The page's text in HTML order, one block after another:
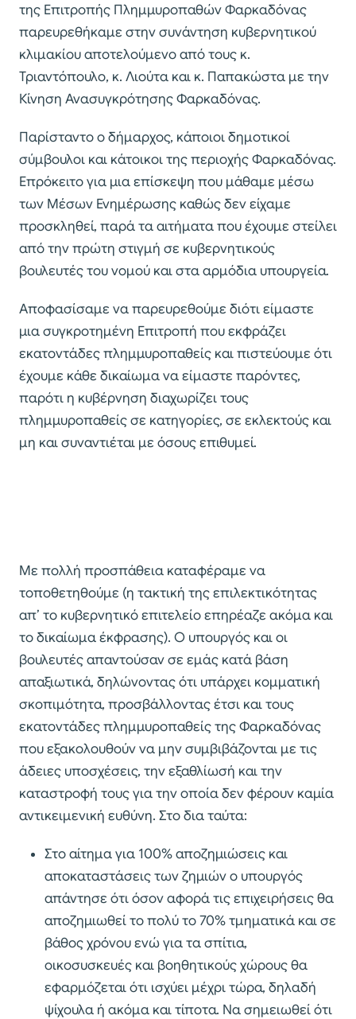
της Επιτροπής Πλημμυροπαθών Φαρκαδόνας
παρευρεθήκαμε στην συνάντηση κυβερνητικού
κλιμακίου αποτελούμενο από τους κ.
Τριαντόπουλο, κ. Λιούτα και κ. Παπακώστα με την
Κίνηση Ανασυγκρότησης Φαρκαδόνας.
Παρίσταντο ο δήμαρχος, κάποιοι δημοτικοί
σύμβουλοι και κάτοικοι της περιοχής Φαρκαδόνας.
Επρόκειτο για μια επίσκεψη που μάθαμε μέσω
των Μέσων Ενημέρωσης καθώς δεν είχαμε
προσκληθεί, παρά τα αιτήματα που έχουμε στείλει
από την πρώτη στιγμή σε κυβερνητικούς
βουλευτές του νομού και στα αρμόδια υπουργεία.
Αποφασίσαμε να παρευρεθούμε διότι είμαστε
μια συγκροτημένη Επιτροπή που εκφράζει
εκατοντάδες πλημμυροπαθείς και πιστεύουμε ότι
έχουμε κάθε δικαίωμα να είμαστε παρόντες,
παρότι η κυβέρνηση διαχωρίζει τους
πλημμυροπαθείς σε κατηγορίες, σε εκλεκτούς και
μη και συναντιέται με όσους επιθυμεί.
Με πολλή προσπάθεια καταφέραμε να
τοποθετηθούμε (η τακτική της επιλεκτικότητας
απ’ το κυβερνητικό επιτελείο επηρέαζε ακόμα και
το δικαίωμα έκφρασης). Ο υπουργός και οι
βουλευτές απαντούσαν σε εμάς κατά βάση
απαξιωτικά, δηλώνοντας ότι υπάρχει κομματική
σκοπιμότητα, προσβάλλοντας έτσι και τους
εκατοντάδες πλημμυροπαθείς της Φαρκαδόνας
που εξακολουθούν να μην συμβιβάζονται με τις
άδειες υποσχέσεις, την εξαθλίωσή και την
καταστροφή τους για την οποία δεν φέρουν καμία
αντικειμενική ευθύνη. Στο δια ταύτα:
Στο αίτημα για 100% αποζημιώσεις και
αποκαταστάσεις των ζημιών ο υπουργός
απάντησε ότι όσον αφορά τις επιχειρήσεις θα
αποζημιωθεί το πολύ το 70% τμηματικά και σε
βάθος χρόνου ενώ για τα σπίτια,
οικοσυσκευές και βοηθητικούς χώρους θα
εφαρμόζεται ότι ισχύει μέχρι τώρα, δηλαδή
ψίχουλα ή ακόμα και τίποτα. Να σημειωθεί ότι